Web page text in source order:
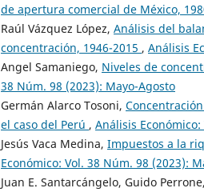
de apertura comercial de México,
Raúl Vázquez López, Análisis del
concentración, 1946-2015 , Análisis
Angel Samaniego, Niveles de
38 Núm. 98 (2023): Mayo-Agosto
Germán Alarco Tosoni,
el caso del Perú , Análisis
Jesús Vaca Medina, Impuestos a la
Económico: Vol. 38 Núm. 98 (2023):
Juan E. Santarcángelo, Guido Perrone,